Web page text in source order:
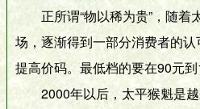
正所谓“物以稀为贵”，随着
场，逐渐得到一部分消费者的
提高价码。最低档的要在90元到
2000年以后，太平猴魁是越